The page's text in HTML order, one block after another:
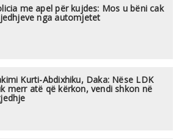
me apel për kujdes: Mos u bëni cak
nga automjetet
Kurti-Abdixhiku, Daka: Nëse LDK
merr atë që kërkon, vendi shkon në